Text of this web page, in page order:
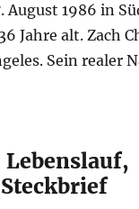
August 1986 in
Jahre alt. Zach
Sein realer
Lebenslauf,